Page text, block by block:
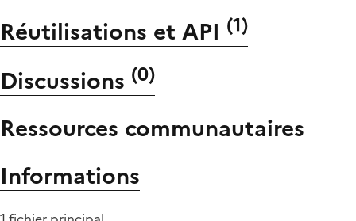
Réutilisations et API (1)
Discussions (0)
Ressources communautaires
Informations